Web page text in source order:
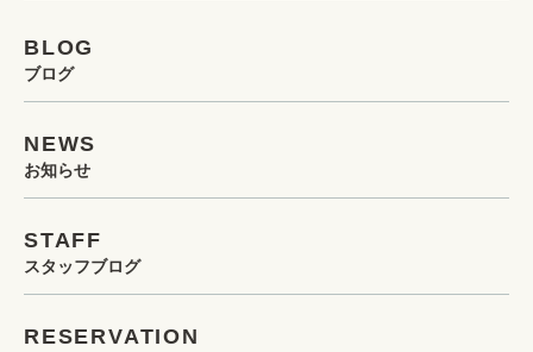
BLOG
ブログ
NEWS
お知らせ
STAFF
スタッフブログ
RESERVATION